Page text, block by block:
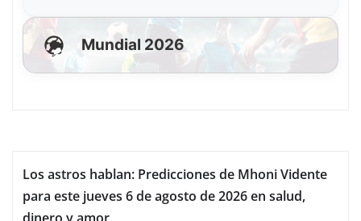
Mundial 2026
Los astros hablan: Predicciones de Mhoni Vidente
para este jueves 6 de agosto de 2026 en salud,